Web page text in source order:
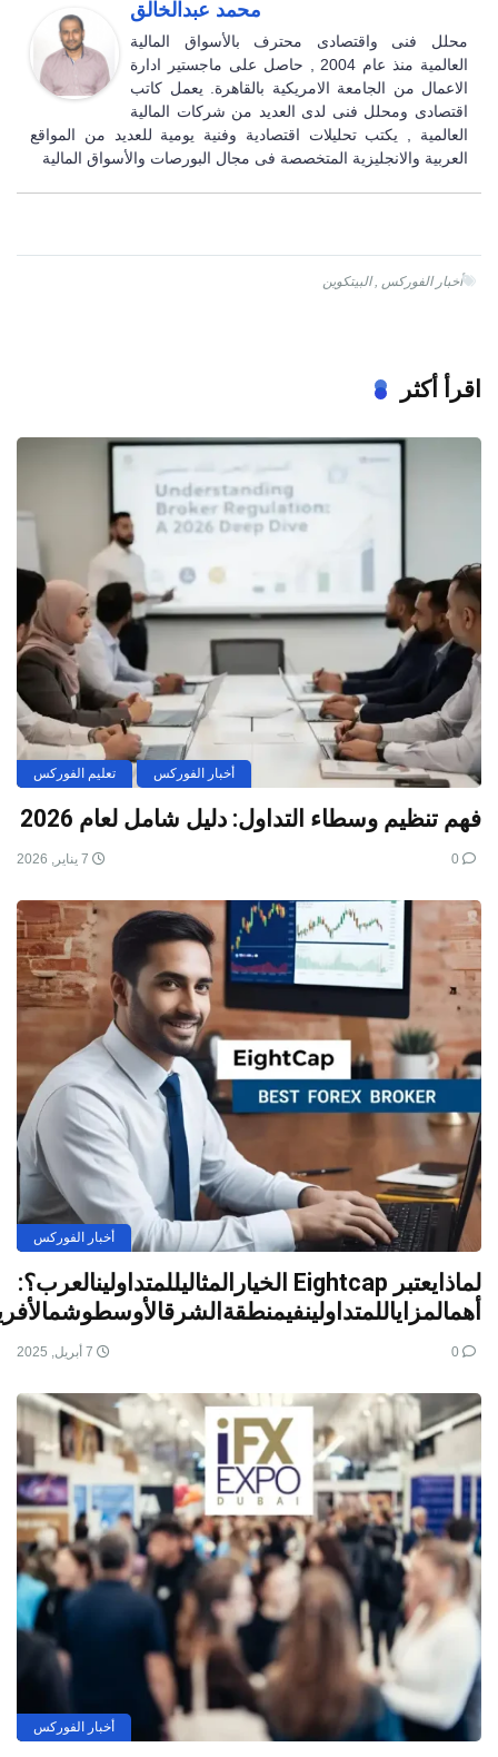
محمد عبدالخالق
محلل فنى واقتصادى محترف بالأسواق المالية
العالمية منذ عام 2004 , حاصل على ماجستير ادارة
الاعمال من الجامعة الامريكية بالقاهرة. يعمل كاتب
اقتصادى ومحلل فنى لدى العديد من شركات المالية
العالمية , يكتب تحليلات اقتصادية وفنية يومية للعديد من المواقع
العربية والانجليزية المتخصصة فى مجال البورصات والأسواق المالية
أخبار الفوركس ,البيتكوين
اقرأ أكثر
أخبار الفوركس تعليم الفوركس
فهم تنظيم وسطاء التداول: دليل شامل لعام 2026
أخبار الفوركس
لماذايعتبر Eightcap الخيارالمثاليللمتداولينالعرب؟:
أخبار الفوركس